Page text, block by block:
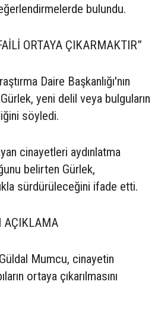
bulundu.
ORTAYA ÇIKARMAKTIR”
Daire Başkanlığı'nın
yeni delil veya bulguların
söyledi.
cinayetleri aydınlatma
belirten Gürlek,
sürdürüleceğini ifade etti.
AÇIKLAMA
Mumcu, cinayetin
ortaya çıkarılmasını